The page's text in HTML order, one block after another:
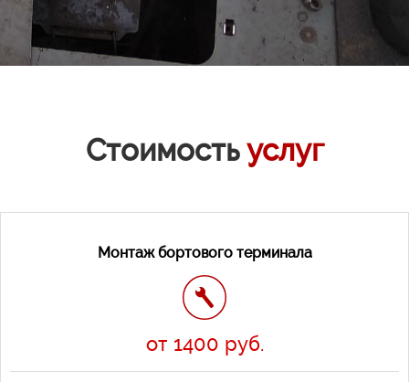
Стоимость услуг
Монтаж бортового терминала
от 1400 руб.